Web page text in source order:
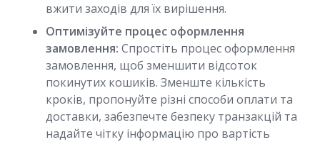
вжити заходів для їх вирішення.
Оптимізуйте процес оформлення
замовлення: Спростіть процес оформлення
замовлення, щоб зменшити відсоток
покинутих кошиків. Зменште кількість
кроків, пропонуйте різні способи оплати та
доставки, забезпечте безпеку транзакцій та
надайте чітку інформацію про вартість